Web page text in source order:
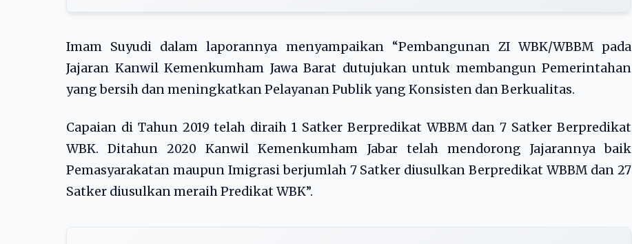
Imam Suyudi dalam laporannya menyampaikan “Pembangunan ZI WBK/WBBM pada
Jajaran Kanwil Kemenkumham Jawa Barat dutujukan untuk membangun Pemerintahan
yang bersih dan meningkatkan Pelayanan Publik yang Konsisten dan Berkualitas.
Capaian di Tahun 2019 telah diraih 1 Satker Berpredikat WBBM dan 7 Satker Berpredikat
WBK. Ditahun 2020 Kanwil Kemenkumham Jabar telah mendorong Jajarannya baik
Pemasyarakatan maupun Imigrasi berjumlah 7 Satker diusulkan Berpredikat WBBM dan 27
Satker diusulkan meraih Predikat WBK”.